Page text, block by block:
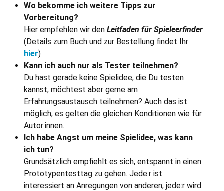
Wo bekomme ich weitere Tipps zur
Vorbereitung?
Hier empfehlen wir den Leitfaden für Spieleerfinder
(Details zum Buch und zur Bestellung findet Ihr
hier)
Kann ich auch nur als Tester teilnehmen?
Du hast gerade keine Spielidee, die Du testen
kannst, möchtest aber gerne am
Erfahrungsaustausch teilnehmen? Auch das ist
möglich, es gelten die gleichen Konditionen wie für
Autor:innen.
Ich habe Angst um meine Spielidee, was kann
ich tun?
Grundsätzlich empfiehlt es sich, entspannt in einen
Prototypentesttag zu gehen. Jede:r ist
interessiert an Anregungen von anderen, jede:r wird